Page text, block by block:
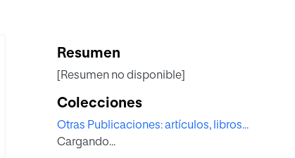
Resumen
[Resumen no disponible]
Colecciones
Otras Publicaciones: artículos, libros...
Cargando...